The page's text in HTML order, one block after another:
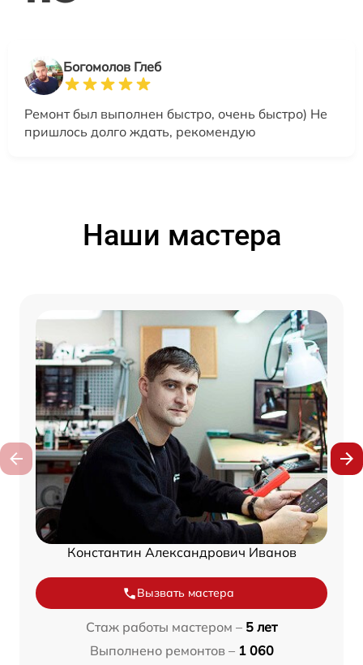
Богомолов Глеб
Ремонт был выполнен быстро, очень быстро) Не
пришлось долго ждать, рекомендую
Наши мастера
Константин Александрович Иванов
Вызвать мастера
Стаж работы мастером – 5 лет
Выполнено ремонтов – 1 060